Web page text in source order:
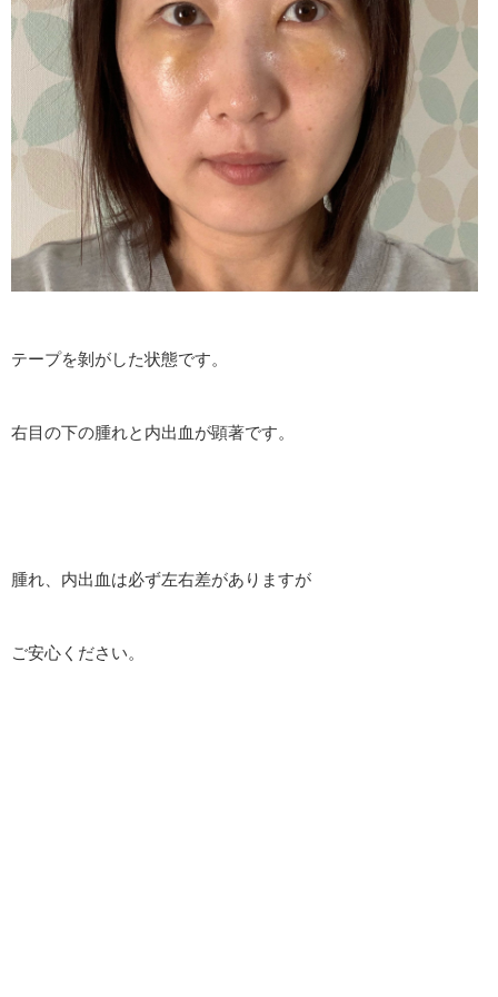
テープを剝がした状態です。
右目の下の腫れと内出血が顕著です。
腫れ、内出血は必ず左右差がありますが
ご安心ください。